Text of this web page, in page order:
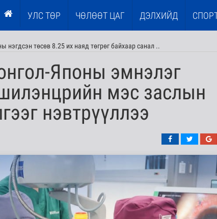
УЛС ТӨР ЧӨЛӨӨТ ЦАГ ДЭЛХИЙД
төсөв 8.25 их наяд төгрөг байхаар санал ..
Японы эмнэлэг
мэс заслын
нэвтрүүллээ